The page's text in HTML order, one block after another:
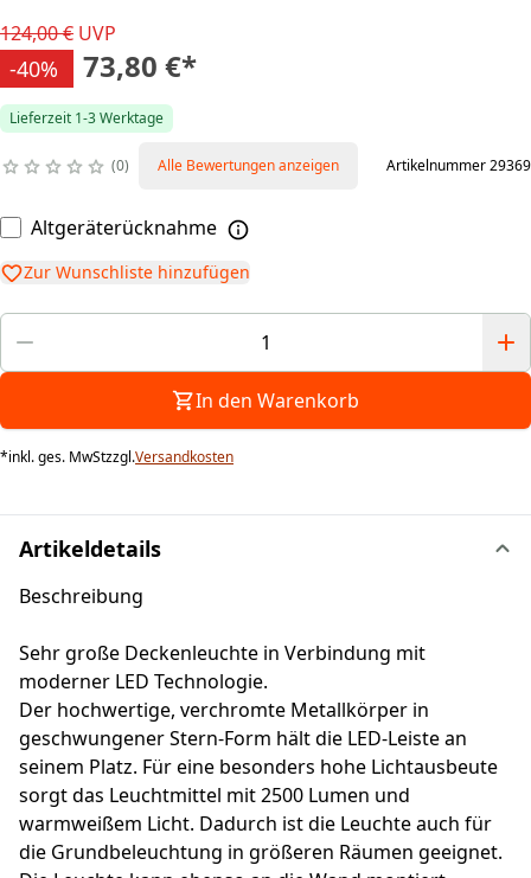
124,00 € UVP
-40% 73,80 €*
Lieferzeit 1-3 Werktage
0 Alle Bewertungen anzeigen Artikelnummer 29369
Altgeräterücknahme
Zur Wunschliste hinzufügen
In den Warenkorb
*inkl. ges. MwStzzgl.Versandkosten
Artikeldetails
Beschreibung
Sehr große Deckenleuchte in Verbindung mit
moderner LED Technologie.
Der hochwertige, verchromte Metallkörper in
geschwungener Stern-Form hält die LED-Leiste an
seinem Platz. Für eine besonders hohe Lichtausbeute
sorgt das Leuchtmittel mit 2500 Lumen und
warmweißem Licht. Dadurch ist die Leuchte auch für
die Grundbeleuchtung in größeren Räumen geeignet.